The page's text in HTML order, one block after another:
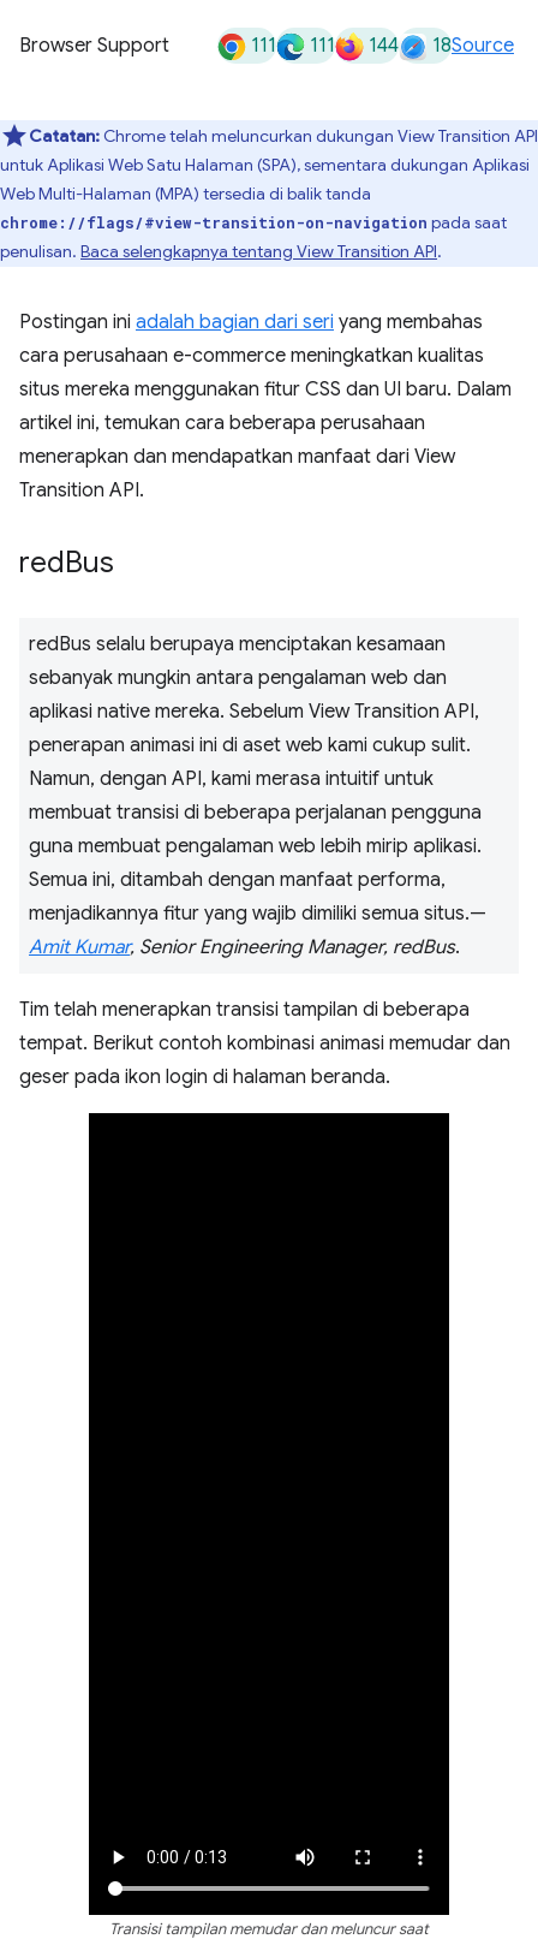
Browser Support 111 111 144 18Source
Catatan: Chrome telah meluncurkan dukungan View Transition API
untuk Aplikasi Web Satu Halaman (SPA), sementara dukungan Aplikasi
Web Multi-Halaman (MPA) tersedia di balik tanda
chrome://flags/#view-transition-on-navigation pada saat
penulisan. Baca selengkapnya tentang View Transition API.
Postingan ini adalah bagian dari seri yang membahas
cara perusahaan e-commerce meningkatkan kualitas
situs mereka menggunakan fitur CSS dan UI baru. Dalam
artikel ini, temukan cara beberapa perusahaan
menerapkan dan mendapatkan manfaat dari View
Transition API.
redBus
redBus selalu berupaya menciptakan kesamaan
sebanyak mungkin antara pengalaman web dan
aplikasi native mereka. Sebelum View Transition API,
penerapan animasi ini di aset web kami cukup sulit.
Namun, dengan API, kami merasa intuitif untuk
membuat transisi di beberapa perjalanan pengguna
guna membuat pengalaman web lebih mirip aplikasi.
Semua ini, ditambah dengan manfaat performa,
menjadikannya fitur yang wajib dimiliki semua situs.—
Amit Kumar, Senior Engineering Manager, redBus.
Tim telah menerapkan transisi tampilan di beberapa
tempat. Berikut contoh kombinasi animasi memudar dan
geser pada ikon login di halaman beranda.
Transisi tampilan memudar dan meluncur saat